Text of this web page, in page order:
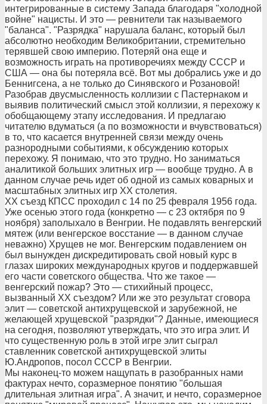
интегрированные в систему Запада благодаря "холодной
войне" нацисты. И это — ревнители так называемого
"баланса". "Разрядка" нарушала баланс, который был
абсолютно необходим Великобритании, стремительно
терявшей свою империю. Потеряй она еще и
возможность играть на противоречиях между СССР и
США — она бы потеряла всё. Вот мы добрались уже и до
Беннигсена, а не только до Синявского и Розановой!
Разобрав двусмысленность коллизии с Пастернаком и
выявив политический смысл этой коллизии, я перехожу к
обобщающему этапу исследования. И предлагаю
читателю вдуматься (а по возможности и вчувствоваться)
в то, что касается внутренней связи между очень
разнородными событиями, к обсуждению которых
перехожу. Я понимаю, что это трудно. Но заниматься
аналитикой больших элитных игр — вообще трудно. А в
данном случае речь идет об одной из самых коварных и
масштабных элитных игр ХХ столетия.
ХХ съезд КПСС проходил с 14 по 25 февраля 1956 года.
Уже осенью этого года (конкретно — с 23 октября по 9
ноября) заполыхало в Венгрии. Не подавлять венгерский
мятеж (или венгерское восстание — в данном случае
неважно) Хрущев не мог. Венгерским подавлением он
был вынужден дискредитировать свой новый курс в
глазах широких международных кругов и поддержавшей
его части советского общества. Что же такое —
венгерский пожар? Это — стихийный процесс,
вызванный ХХ съездом? Или же это результат сговора
элит — советской антихрущевской и зарубежной, не
желающей хрущевской "разрядки"? Данные, имеющиеся
на сегодня, позволяют утверждать, что это игра элит. И
что существенную роль в этой игре элит сыграл
ставленник советской антихрущевской элиты
Ю.Андропов, посол СССР в Венгрии.
Мы наконец-то можем нащупать в разобранных нами
фактурах нечто, соразмерное понятию "большая
длительная элитная игра". А значит, и нечто, соразмерное